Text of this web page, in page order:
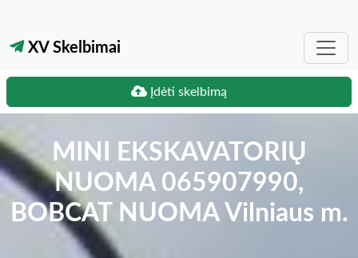
XV Skelbimai
Įdėti skelbimą
MINI EKSKAVATORIŲ
NUOMA 065907990,
BOBCAT NUOMA Vilniaus m.